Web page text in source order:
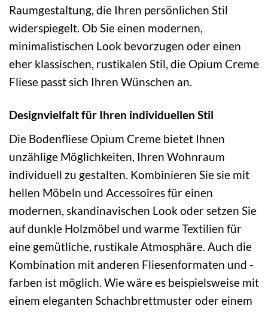
Raumgestaltung, die Ihren persönlichen Stil
widerspiegelt. Ob Sie einen modernen,
minimalistischen Look bevorzugen oder einen
eher klassischen, rustikalen Stil, die Opium Creme
Fliese passt sich Ihren Wünschen an.
Designvielfalt für Ihren individuellen Stil
Die Bodenfliese Opium Creme bietet Ihnen
unzählige Möglichkeiten, Ihren Wohnraum
individuell zu gestalten. Kombinieren Sie sie mit
hellen Möbeln und Accessoires für einen
modernen, skandinavischen Look oder setzen Sie
auf dunkle Holzmöbel und warme Textilien für
eine gemütliche, rustikale Atmosphäre. Auch die
Kombination mit anderen Fliesenformaten und -
farben ist möglich. Wie wäre es beispielsweise mit
einem eleganten Schachbrettmuster oder einem